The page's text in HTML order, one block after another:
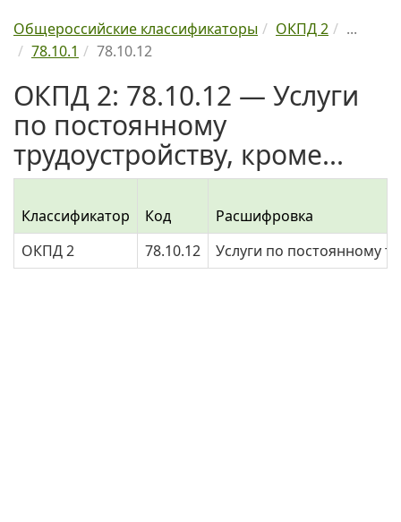
Общероссийские классификаторы ОКПД 2
...
78.10.1
78.10.12
ОКПД 2: 78.10.12 — Услуги
по постоянному
трудоустройству, кроме...
Классификатор Код
Расшифровка
ОКПД 2
78.10.12 Услуги по постоянному